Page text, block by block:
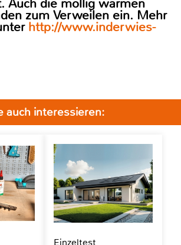
Auch die mollig warmen
zum Verweilen ein. Mehr
http://www.inderwies-
auch interessieren:
Einzeltest